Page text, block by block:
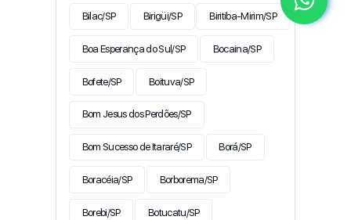
Bilac/SP Birigüi/SP Biritiba-Mirim/SP
Boa Esperança do Sul/SP Bocaina/SP
Bofete/SP Boituva/SP
Bom Jesus dos Perdões/SP
Bom Sucesso de Itararé/SP Borá/SP
Boracéia/SP Borborema/SP
Borebi/SP Botucatu/SP